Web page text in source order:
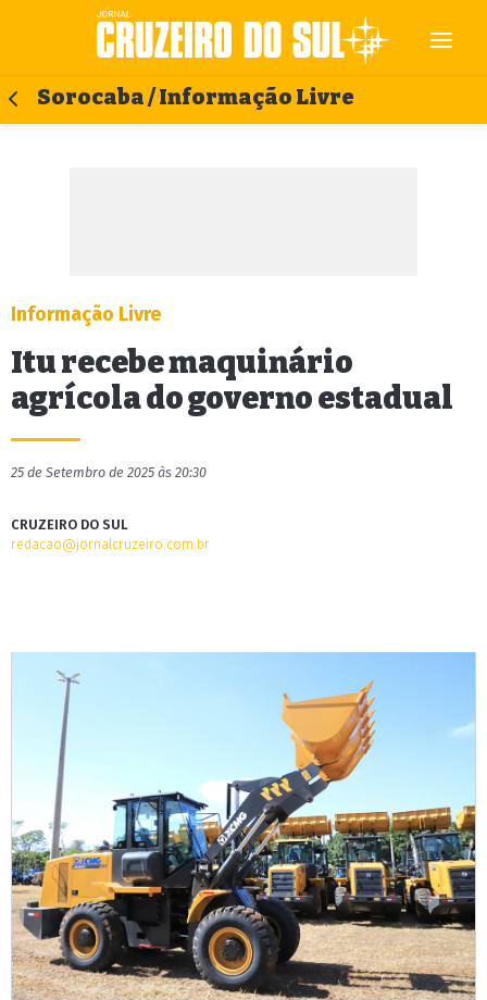
Sorocaba / Informação Livre
Informação Livre
Itu recebe maquinário
agrícola do governo estadual
25 de Setembro de 2025 às 20:30
CRUZEIRO DO SUL
redacao@jornalcruzeiro.com.br